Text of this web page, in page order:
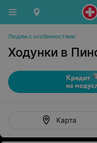
Людям с особенностями
Ходунки в
Карта